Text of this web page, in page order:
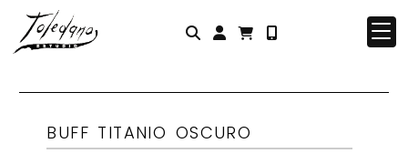
Identifícate
BUFF TITANIO OSCURO